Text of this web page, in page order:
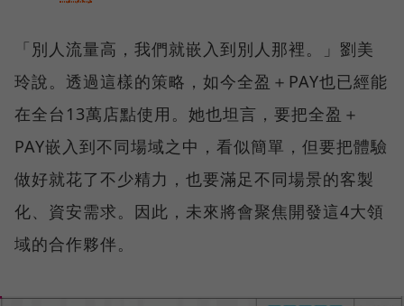
「別人流量高，我們就嵌入到別人那裡。」劉美
玲說。透過這樣的策略，如今全盈＋PAY也已經能
在全台13萬店點使用。她也坦言，要把全盈＋
PAY嵌入到不同場域之中，看似簡單，但要把體驗
做好就花了不少精力，也要滿足不同場景的客製
化、資安需求。因此，未來將會聚焦開發這4大領
域的合作夥伴。